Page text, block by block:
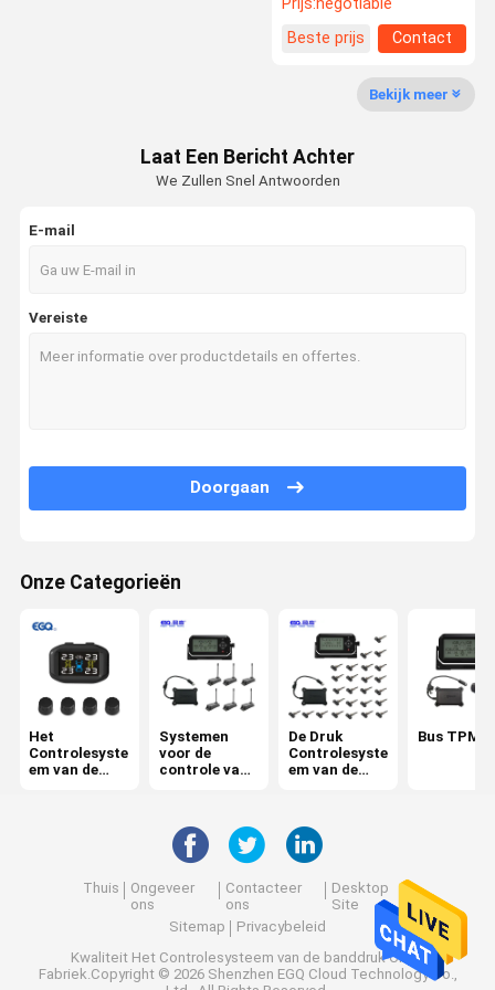
ontvangersband
Beste prijs
Contact
Bekijk meer
Laat Een Bericht Achter
We Zullen Snel Antwoorden
E-mail
Vereiste
Doorgaan
Onze Categorieën
Het
Controlesyste
em van de
Systemen
voor de
controle van
aanhangwage
ns
De Druk
Controlesyste
em van de
Bus TPMS
Thuis
Ongeveer
ons
Contacteer
ons
Desktop
Site
Sitemap
Privacybeleid
Kwaliteit Het Controlesysteem van de banddrukChina
Fabriek.Copyright © 2026 Shenzhen EGQ Cloud Technology Co.,